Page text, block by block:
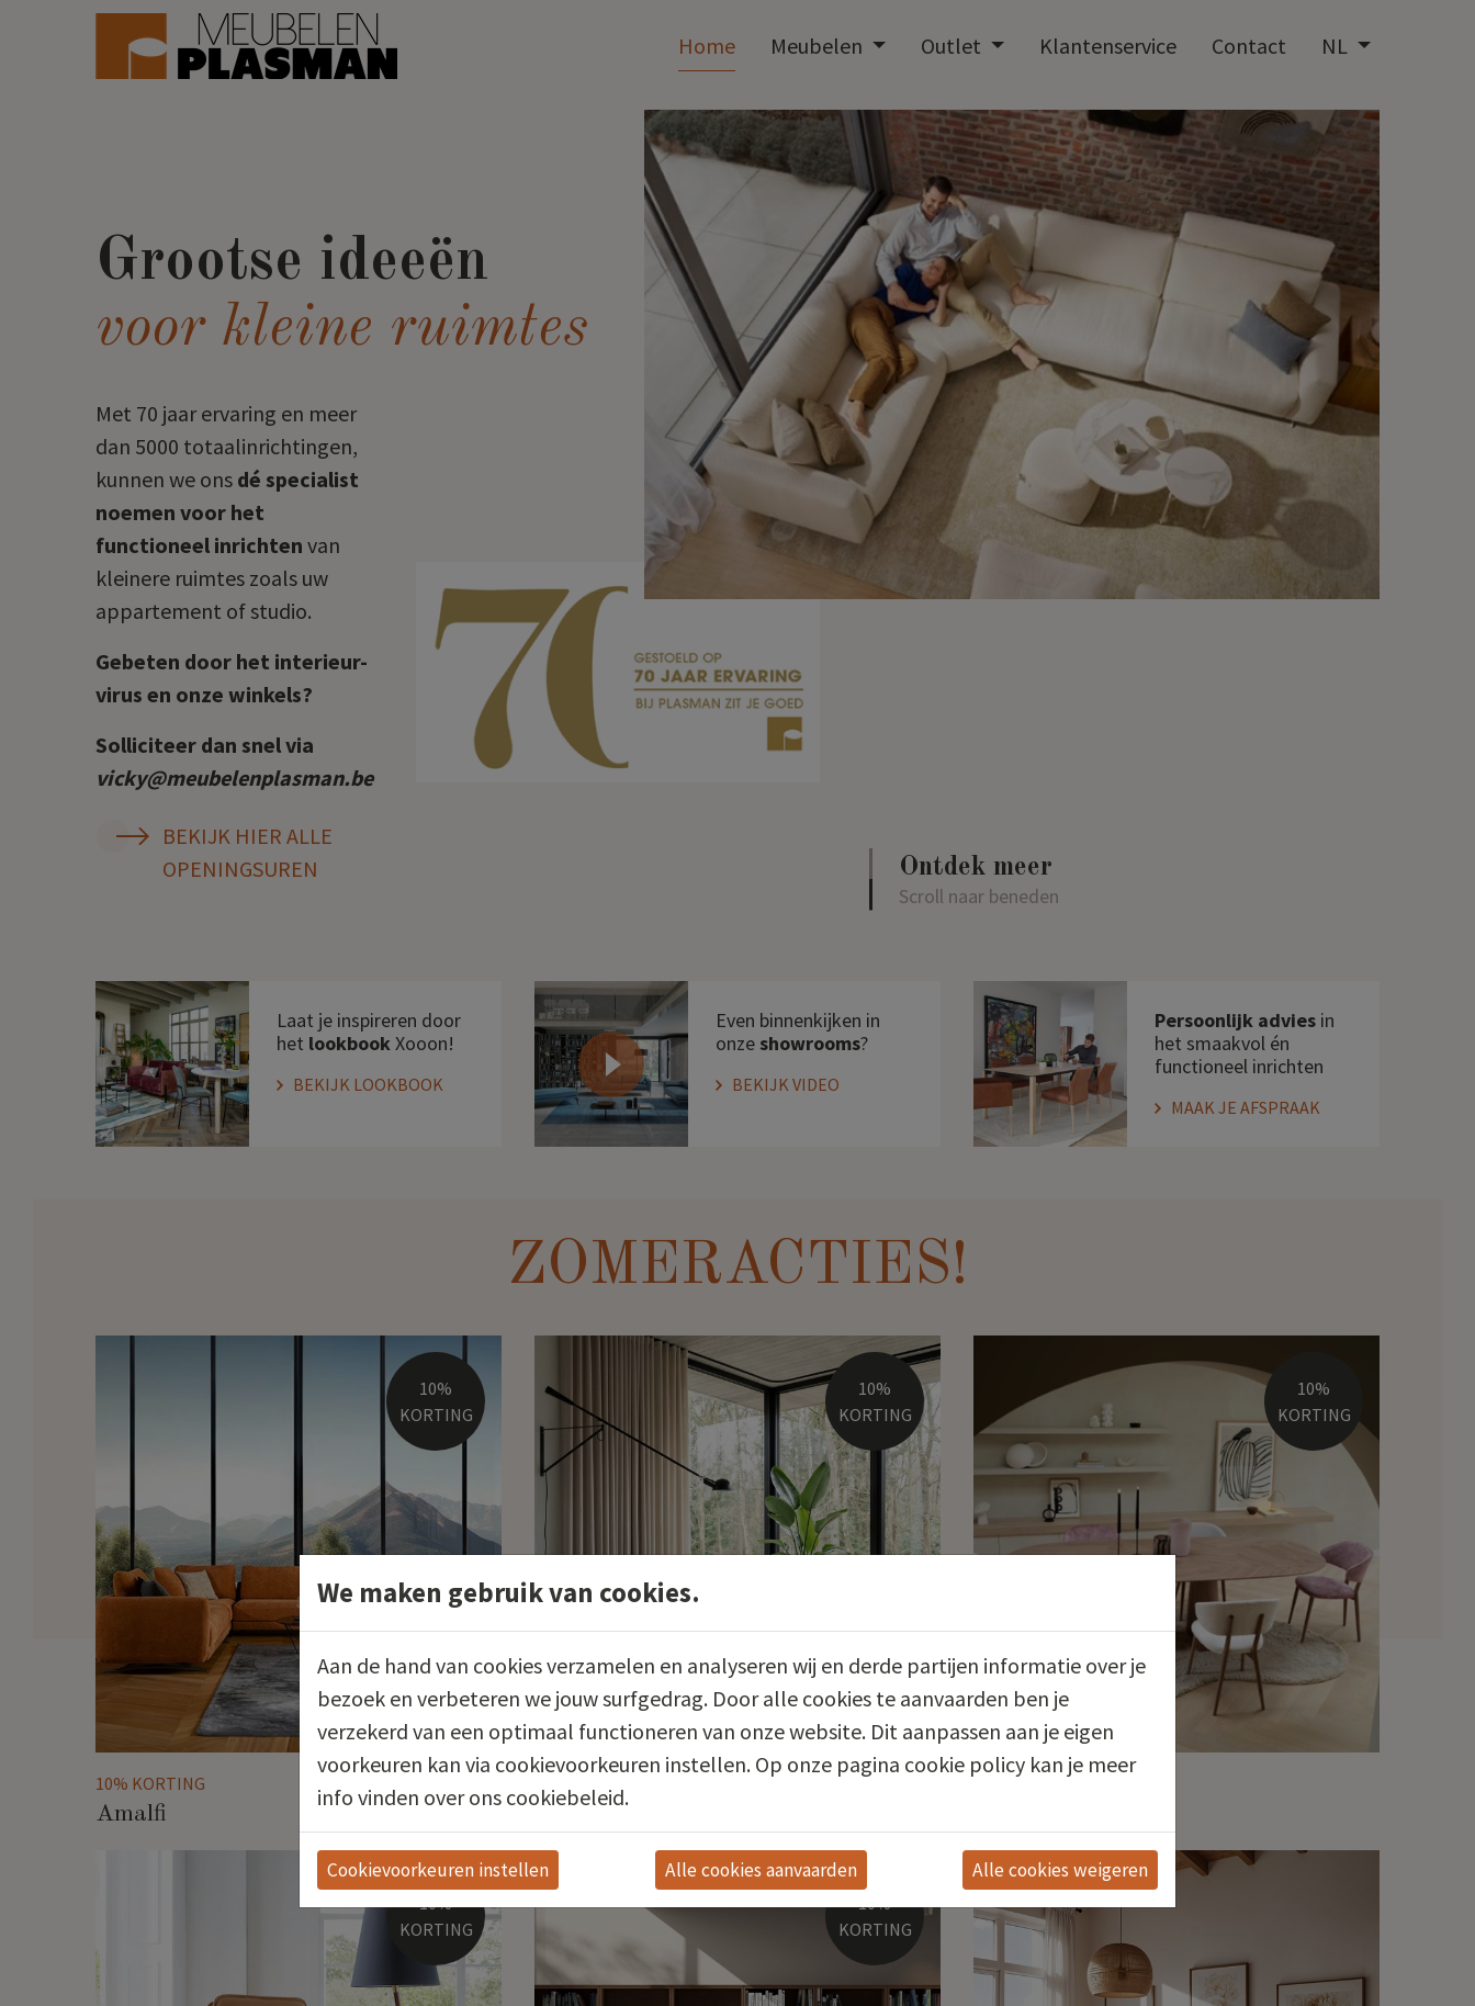
Home Meubelen Outlet Klantenservice Contact NL
Grootse ideeën
voor kleine ruimtes
Met 70 jaar ervaring en meer
dan 5000 totaalinrichtingen,
kunnen we ons dé specialist
noemen voor het
functioneel inrichten van
kleinere ruimtes zoals uw
appartement of studio.
Gebeten door het interieur-
virus en onze winkels?
Solliciteer dan snel via
vicky@meubelenplasman.be
BEKIJK HIER ALLE
OPENINGSUREN
Ontdek meer
Scroll naar beneden
Laat je inspireren door
het lookbookXooon!
BEKIJK LOOKBOOK
Even binnenkijken in
onze showrooms?
BEKIJK VIDEO
Persoonlijk advies in
het smaakvol én
functioneel inrichten
MAAK JE AFSPRAAK
ZOMERACTIES!
10%
KORTING
10% KORTING
Amalfi
10%
KORTING
10%
KORTING
10% KORTING
10%
KORTING
10%
KORTING
We maken gebruik van cookies.
Aan de hand van cookies verzamelen en analyseren wij en derde partijen informatie over je
bezoek en verbeteren we jouw surfgedrag. Door alle cookies te aanvaarden ben je
verzekerd van een optimaal functioneren van onze website. Dit aanpassen aan je eigen
voorkeuren kan via cookievoorkeuren instellen. Op onze pagina cookie policy kan je meer
info vinden over ons cookiebeleid.
Cookievoorkeuren instellen Alle cookies weigeren